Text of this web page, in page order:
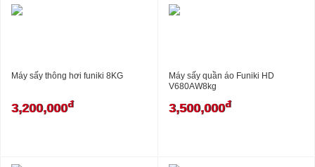
Máy sấy thông hơi funiki 8KG
3,200,000đ
Máy sấy quần áo Funiki HD
V680AW8kg
3,500,000đ